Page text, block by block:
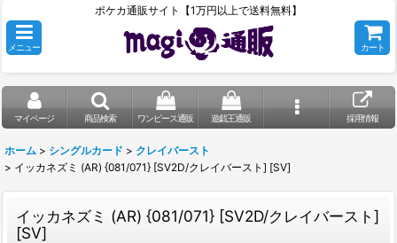
ポケカ通販サイト【1万円以上で送料無料】
メニュー カート
マイページ 商品検索 ワンピース通販 遊戯王通販 採用情報
ホーム > シングルカード > クレイバースト
> イッカネズミ (AR) {081/071} [SV2D/クレイバースト] [SV]
イッカネズミ (AR) {081/071} [SV2D/クレイバースト]
[SV]